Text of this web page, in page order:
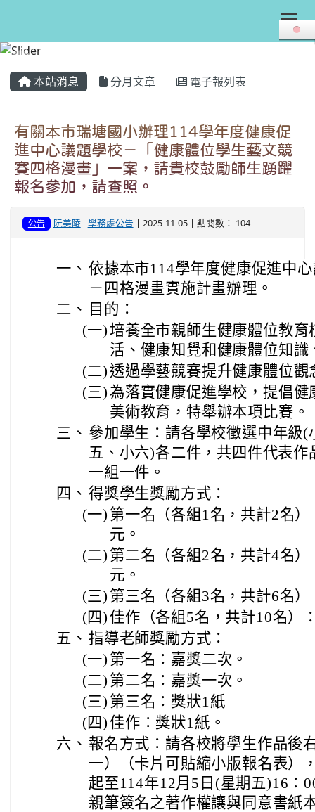
本站消息 分月文章 電子報列表
有關本市瑞塘國小辦理114學年度健康促
進中心議題學校－「健康體位學生藝文競
賽四格漫畫」一案，請貴校鼓勵師生踴躍
報名參加，請查照。
公告 阮美陵-學務處公告 | 2025-11-05 | 點閱數： 104
一、 依據本市114學年度健康促進中
－四格漫畫實施計畫辦理。
二、
目的：
(一) 培養全市親師生健康體位教
活、健康知覺和健康體位知識
(二) 透過學藝競賽提升健康體位觀
(三)為落實健康促進學校，提倡
美術教育，特舉辦本項比賽。
三、 參加學生：請各學校徵選中年級
五、小六)各二件，共四件代表
一組一件。
四、 得獎學生獎勵方式：
(一) 第一名（各組1名，共計2名
元。
(二) 第二名（各組2名，共計4名
元。
(三) 第三名（各組3名，共計6名
(四) 佳作（各組5名，共計10名）
五、 指導老師獎勵方式：
(一) 第一名：嘉獎二次。
(二) 第二名：嘉獎一次。
(三) 第三名：獎狀1紙
(四) 佳作：獎狀1紙。
六、 報名方式：請各校將學生作品後
一）（卡片可貼縮小版報名表）
起至114年12月5日(星期五)16：
親筆簽名之著作權讓與同意書紙